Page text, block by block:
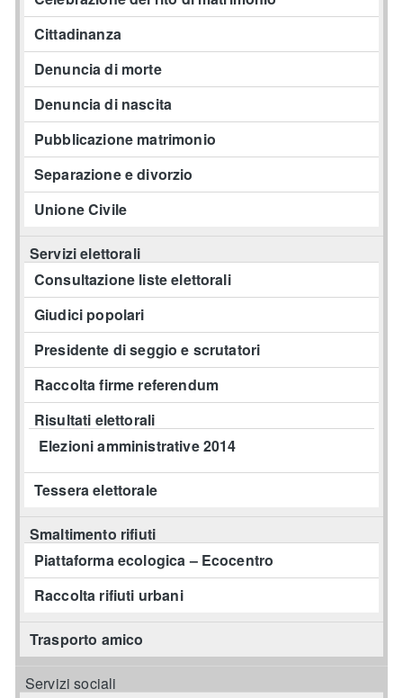
Cittadinanza
Denuncia di morte
Denuncia di nascita
Pubblicazione matrimonio
Separazione e divorzio
Unione Civile
Servizi elettorali
Consultazione liste elettorali
Giudici popolari
Presidente di seggio e scrutatori
Raccolta firme referendum
Risultati elettorali
Elezioni amministrative 2014
Tessera elettorale
Smaltimento rifiuti
Piattaforma ecologica – Ecocentro
Raccolta rifiuti urbani
Trasporto amico
Servizi sociali